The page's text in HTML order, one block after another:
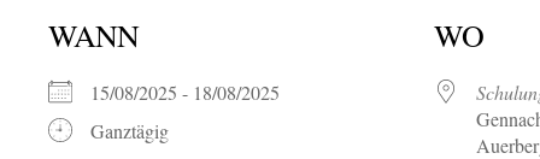
WANN
15/08/2025 - 18/08/2025
Ganztägig
WO